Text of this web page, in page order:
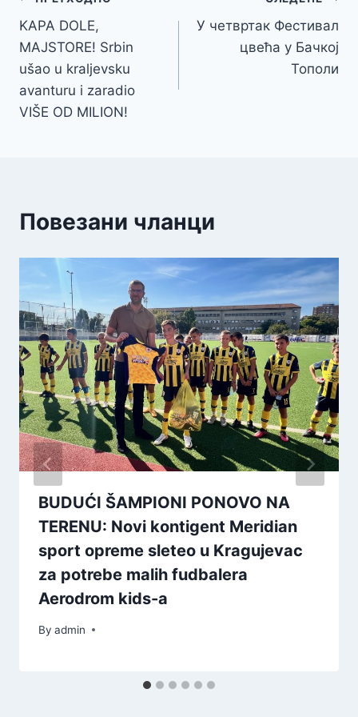
чланка
KAPA DOLE,
MAJSTORE! Srbin
ušao u kraljevsku
avanturu i zaradio
VIŠE OD MILION!
У четвртак Фестивал
цвећа у Бачкој
Тополи
Повезани чланци
BUDUĆI ŠAMPIONI PONOVO NA
TERENU: Novi kontigent Meridian
sport opreme sleteo u Kragujevac
za potrebe malih fudbalera
Aerodrom kids-a
By admin